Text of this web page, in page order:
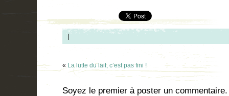
|
« La lutte du lait, c’est pas fini !
Soyez le premier à poster un commentaire.